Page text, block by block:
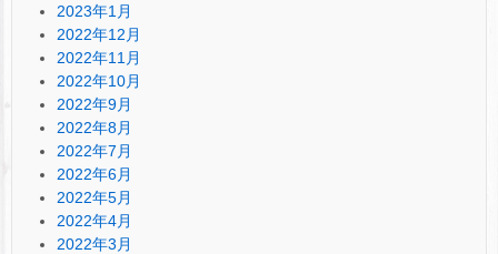
2023年1月
2022年12月
2022年11月
2022年10月
2022年9月
2022年8月
2022年7月
2022年6月
2022年5月
2022年4月
2022年3月